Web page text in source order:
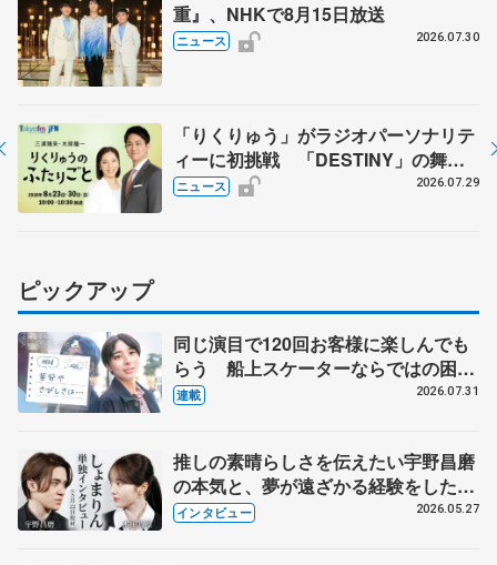
重』、NHKで8月15日放送
ニュース 2026.07.30
「りくりゅう」がラジオパーソナリテ
ィーに初挑戦 「DESTINY」の舞台
裏エピソードも
ニュース 2026.07.29
ピックアップ
同じ演目で120回お客様に楽しんでも
らう 船上スケーターならではの困難
とは 影響あったPIW前キャプテン松
連載 2026.07.31
推しの素晴らしさを伝えたい宇野昌磨
の本気と、夢が遠ざかる経験をした本
田真凜の覚悟
インタビュー 2026.05.27